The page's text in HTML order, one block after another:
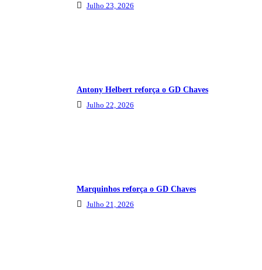
Julho 23, 2026
Antony Helbert reforça o GD Chaves
Julho 22, 2026
Marquinhos reforça o GD Chaves
Julho 21, 2026